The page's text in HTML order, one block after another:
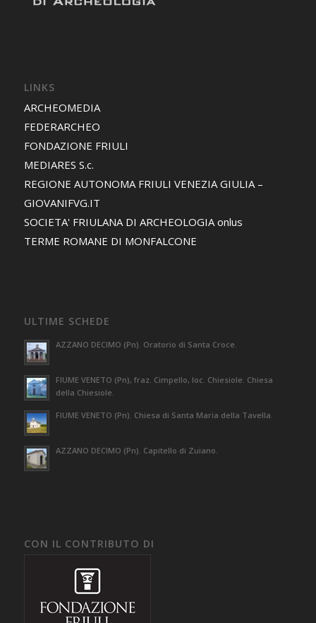
LINKS
ARCHEOMEDIA
FEDERARCHEO
FONDAZIONE FRIULI
MEDIARES S.c.
REGIONE AUTONOMA FRIULI VENEZIA GIULIA –
GIOVANIFVG.IT
SOCIETA' FRIULANA DI ARCHEOLOGIA onlus
TERME ROMANE DI MONFALCONE
ULTIME SCHEDE
AZZANO DECIMO (Pn). Oratorio di Santa Croce.
FIUME VENETO (Pn), fraz. Cimpello, loc. Chiesiole. Chiesa
della Chiesiole.
FIUME VENETO (Pn). Chiesa di Santa Maria della Tavella.
AZZANO DECIMO (Pn). Capitello di Zuiano.
CON IL CONTRIBUTO DI